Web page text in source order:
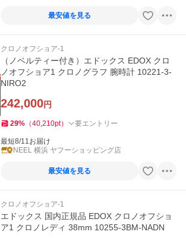
最安値を見る
クロノオフショア-1
（ノベルティー付き）エドックス EDOX クロ
ノオフショア1 クロノグラフ 腕時計 10221-3-
NIRO2
242,000円
29% （40,210pt） 要エントリー
最短8/11お届け
NEEL 横浜 ヤフーショッピング店
最安値を見る
クロノオフショア-1
エドックス 国内正規品 EDOX クロノオフショ
ア1 クロノレディ 38mm 10255-3BM-NADN